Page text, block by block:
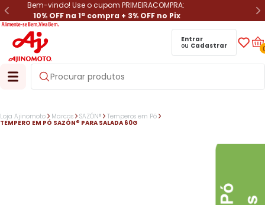
Bem-vindo! Use o cupom PRIMEIRACOMPRA:
10% OFF na 1ª compra + 3% OFF no Pix
Entrar
ou Cadastrar
Loja Ajinomoto Marcas SAZÓN® Temperos em Pó
TEMPERO EM PÓ SAZÓN® PARA SALADA 60G